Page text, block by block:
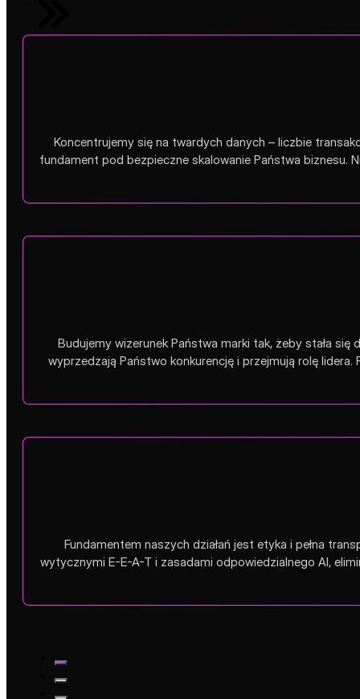
Koncentrujemy się na twardych danych – liczbie
fundament pod bezpieczne skalowanie Państwa biznesu.
Budujemy wizerunek Państwa marki tak, żeby stała
wyprzedzają Państwo konkurencję i przejmują rolę
Fundamentem naszych działań jest etyka i pełna
wytycznymi E-E-A-T i zasadami odpowiedzialnego AI,